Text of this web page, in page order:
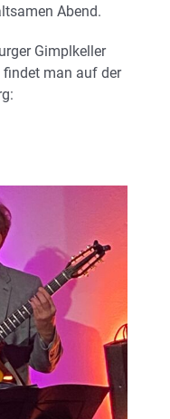
Abend.
Gimplkeller
findet man auf der